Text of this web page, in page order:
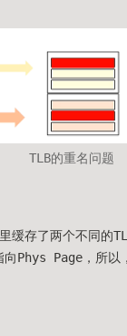
TLB的重名问题
里缓存了两个不同的
Phys Page，所以，